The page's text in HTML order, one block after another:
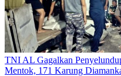
TNI AL Gagalkan
Mentok, 171 Karung